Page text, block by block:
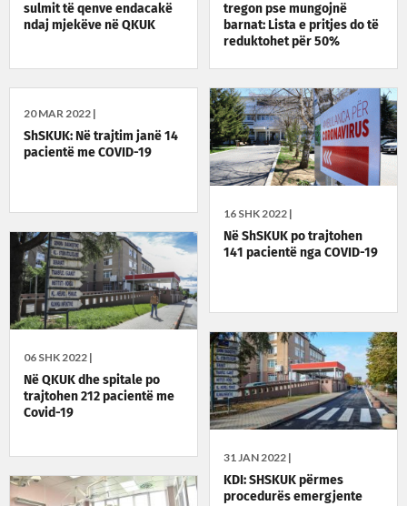
sulmit të qenve endacakë
ndaj mjekëve në QKUK
tregon pse mungojnë
barnat: Lista e pritjes do të
reduktohet për 50%
20 MAR 2022 |
ShSKUK: Në trajtim janë 14
pacientë me COVID-19
16 SHK 2022 |
Në ShSKUK po trajtohen
141 pacientë nga COVID-19
06 SHK 2022 |
Në QKUK dhe spitale po
trajtohen 212 pacientë me
Covid-19
31 JAN 2022 |
KDI: SHSKUK përmes
procedurës emergjente